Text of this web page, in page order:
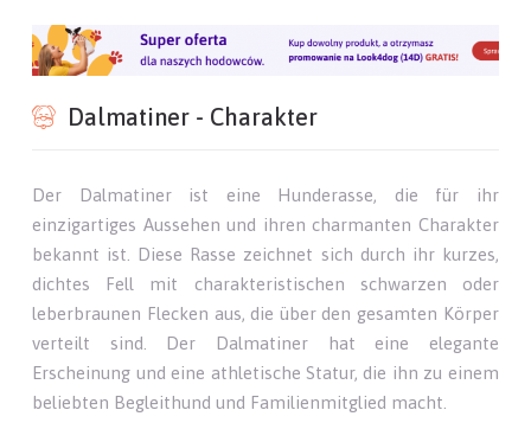
Dalmatiner - Charakter
Der Dalmatiner ist eine Hunderasse, die für ihr
einzigartiges Aussehen und ihren charmanten Charakter
bekannt ist. Diese Rasse zeichnet sich durch ihr kurzes,
dichtes Fell mit charakteristischen schwarzen oder
leberbraunen Flecken aus, die über den gesamten Körper
verteilt sind. Der Dalmatiner hat eine elegante
Erscheinung und eine athletische Statur, die ihn zu einem
beliebten Begleithund und Familienmitglied macht.